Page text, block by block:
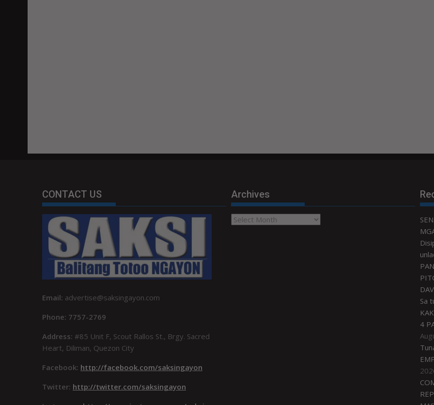
CONTACT US
Email: advertise@saksingayon.com
Phone: 7757-2769
Address: #85 Unit F, Scout Rallos St., Brgy. Sacred
Heart, Diliman, Quezon City
Facebook: http://facebook.com/saksingayon
Twitter: http://twitter.com/saksingayon
Archives
Archives
Sa
4